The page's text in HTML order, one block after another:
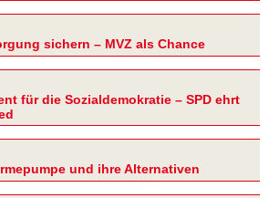
sichern – MVZ als Chance
für die Sozialdemokratie – SPD ehrt
und ihre Alternativen